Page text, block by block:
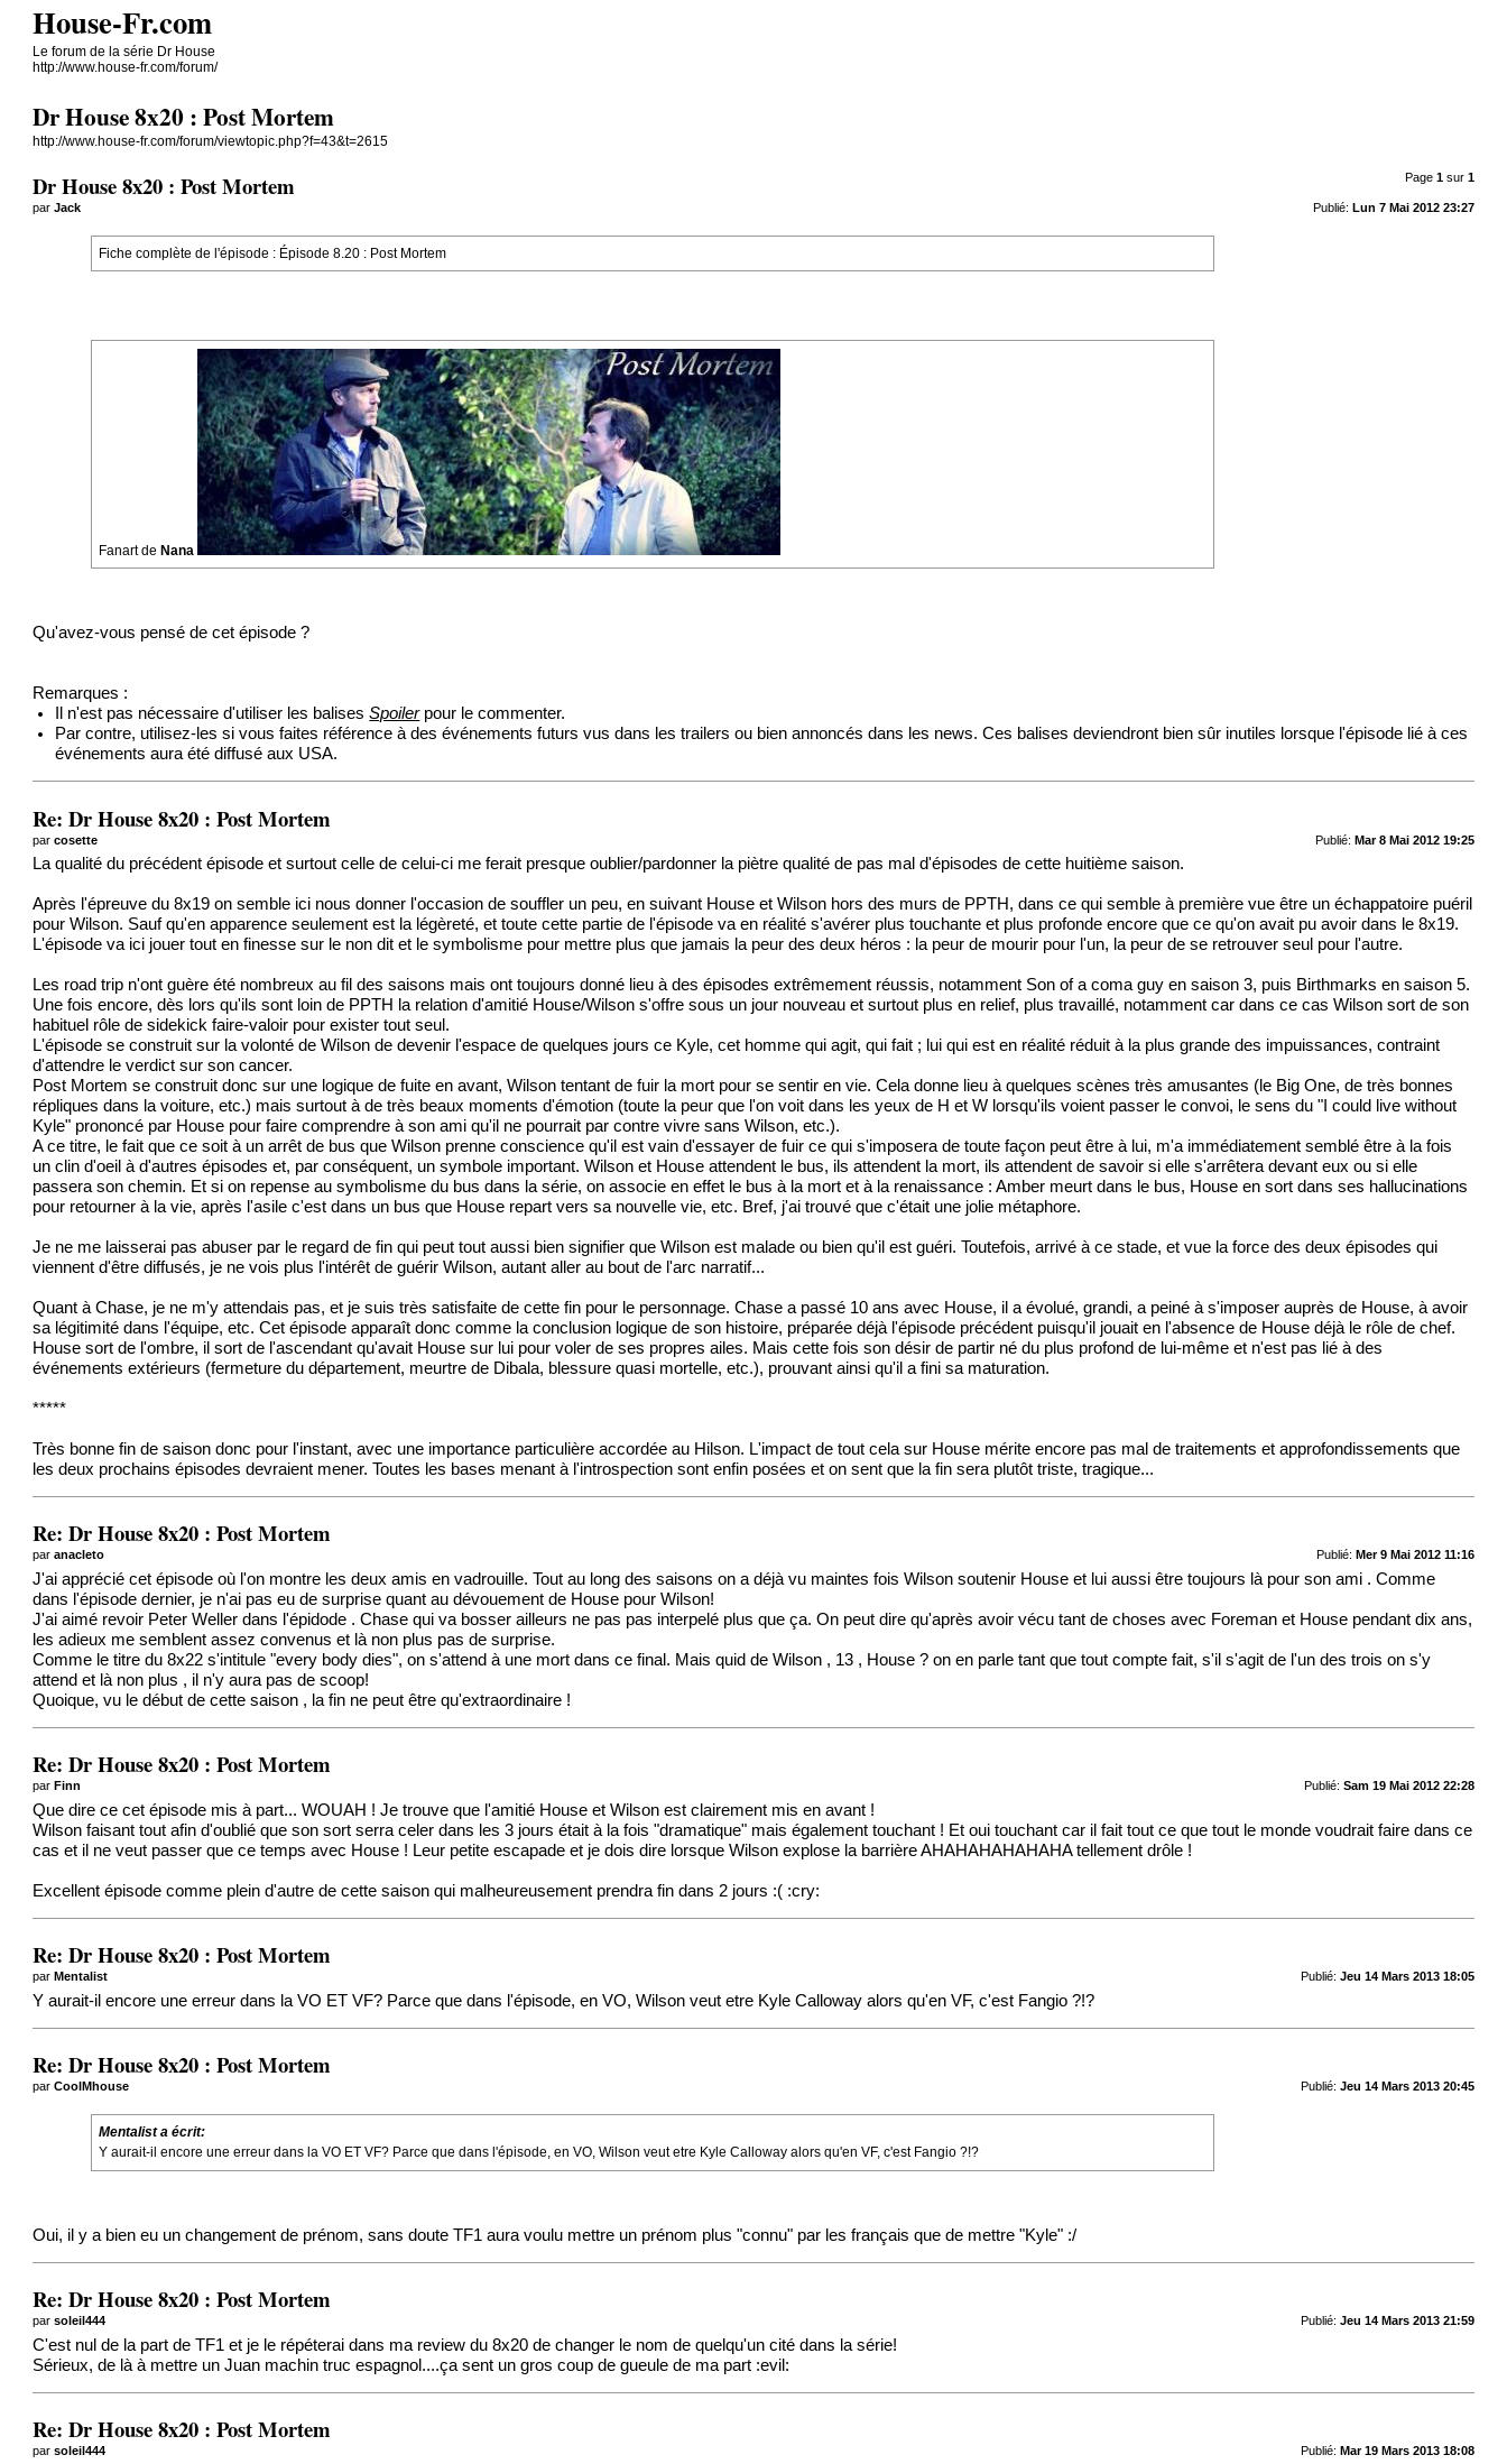
House-Fr.com
Le forum de la série Dr House
http://www.house-fr.com/forum/
Dr House 8x20 : Post Mortem
http://www.house-fr.com/forum/viewtopic.php?f=43&t=2615
Page 1sur 1
Dr House 8x20 : Post Mortem
Publié: Lun 7 Mai 2012 23:27
parJack
Fiche complète de l'épisode : Épisode 8.20 : Post Mortem
Fanart de Nana
Qu'avez-vous pensé de cet épisode ?
Remarques :
Il n'est pas nécessaire d'utiliser les balisesSpoilerpour le commenter.
Par contre, utilisez-les si vous faites référence à des événements futurs vus dans les trailers ou bien annoncés dans les news. Ces balises deviendront bien sûr inutiles lorsque l'épisode lié à ces
événements aura été diffusé aux USA.
Re: Dr House 8x20 : Post Mortem
Publié: Mar 8 Mai 2012 19:25
parcosette
La qualité du précédent épisode et surtout celle de celui-ci me ferait presque oublier/pardonner la piètre qualité de pas mal d'épisodes de cette huitième saison.
Après l'épreuve du 8x19 on semble ici nous donner l'occasion de souffler un peu, en suivant House et Wilson hors des murs de PPTH, dans ce qui semble à première vue être un échappatoire puéril
pour Wilson. Sauf qu'en apparence seulement est la légèreté, et toute cette partie de l'épisode va en réalité s'avérer plus touchante et plus profonde encore que ce qu'on avait pu avoir dans le 8x19.
L'épisode va ici jouer tout en finesse sur le non dit et le symbolisme pour mettre plus que jamais la peur des deux héros : la peur de mourir pour l'un, la peur de se retrouver seul pour l'autre.
Les road trip n'ont guère été nombreux au fil des saisons mais ont toujours donné lieu à des épisodes extrêmement réussis, notamment Son of a coma guy en saison 3, puis Birthmarks en saison 5.
Une fois encore, dès lors qu'ils sont loin de PPTH la relation d'amitié House/Wilson s'offre sous un jour nouveau et surtout plus en relief, plus travaillé, notamment car dans ce cas Wilson sort de son
habituel rôle de sidekick faire-valoir pour exister tout seul.
L'épisode se construit sur la volonté de Wilson de devenir l'espace de quelques jours ce Kyle, cet homme qui agit, qui fait ; lui qui est en réalité réduit à la plus grande des impuissances, contraint
d'attendre le verdict sur son cancer.
Post Mortem se construit donc sur une logique de fuite en avant, Wilson tentant de fuir la mort pour se sentir en vie. Cela donne lieu à quelques scènes très amusantes (le Big One, de très bonnes
répliques dans la voiture, etc.) mais surtout à de très beaux moments d'émotion (toute la peur que l'on voit dans les yeux de H et W lorsqu'ils voient passer le convoi, le sens du "I could live without
Kyle" prononcé par House pour faire comprendre à son ami qu'il ne pourrait par contre vivre sans Wilson, etc.).
A ce titre, le fait que ce soit à un arrêt de bus que Wilson prenne conscience qu'il est vain d'essayer de fuir ce qui s'imposera de toute façon peut être à lui, m'a immédiatement semblé être à la fois
un clin d'oeil à d'autres épisodes et, par conséquent, un symbole important. Wilson et House attendent le bus, ils attendent la mort, ils attendent de savoir si elle s'arrêtera devant eux ou si elle
passera son chemin. Et si on repense au symbolisme du bus dans la série, on associe en effet le bus à la mort et à la renaissance : Amber meurt dans le bus, House en sort dans ses hallucinations
pour retourner à la vie, après l'asile c'est dans un bus que House repart vers sa nouvelle vie, etc. Bref, j'ai trouvé que c'était une jolie métaphore.
Je ne me laisserai pas abuser par le regard de fin qui peut tout aussi bien signifier que Wilson est malade ou bien qu'il est guéri. Toutefois, arrivé à ce stade, et vue la force des deux épisodes qui
viennent d'être diffusés, je ne vois plus l'intérêt de guérir Wilson, autant aller au bout de l'arc narratif...
Quant à Chase, je ne m'y attendais pas, et je suis très satisfaite de cette fin pour le personnage. Chase a passé 10 ans avec House, il a évolué, grandi, a peiné à s'imposer auprès de House, à avoir
sa légitimité dans l'équipe, etc. Cet épisode apparaît donc comme la conclusion logique de son histoire, préparée déjà l'épisode précédent puisqu'il jouait en l'absence de House déjà le rôle de chef.
House sort de l'ombre, il sort de l'ascendant qu'avait House sur lui pour voler de ses propres ailes. Mais cette fois son désir de partir né du plus profond de lui-même et n'est pas lié à des
événements extérieurs (fermeture du département, meurtre de Dibala, blessure quasi mortelle, etc.), prouvant ainsi qu'il a fini sa maturation.
*****
Très bonne fin de saison donc pour l'instant, avec une importance particulière accordée au Hilson. L'impact de tout cela sur House mérite encore pas mal de traitements et approfondissements que
les deux prochains épisodes devraient mener. Toutes les bases menant à l'introspection sont enfin posées et on sent que la fin sera plutôt triste, tragique...
Re: Dr House 8x20 : Post Mortem
Publié: Mer 9 Mai 2012 11:16
paranacleto
J'ai apprécié cet épisode où l'on montre les deux amis en vadrouille. Tout au long des saisons on a déjà vu maintes fois Wilson soutenir House et lui aussi être toujours là pour son ami . Comme
dans l'épisode dernier, je n'ai pas eu de surprise quant au dévouement de House pour Wilson!
J'ai aimé revoir Peter Weller dans l'épidode . Chase qui va bosser ailleurs ne pas pas interpelé plus que ça. On peut dire qu'après avoir vécu tant de choses avec Foreman et House pendant dix ans,
les adieux me semblent assez convenus et là non plus pas de surprise.
Comme le titre du 8x22 s'intitule "every body dies", on s'attend à une mort dans ce final. Mais quid de Wilson , 13 , House ? on en parle tant que tout compte fait, s'il s'agit de l'un des trois on s'y
attend et là non plus , il n'y aura pas de scoop!
Quoique, vu le début de cette saison , la fin ne peut être qu'extraordinaire !
Re: Dr House 8x20 : Post Mortem
Publié: Sam 19 Mai 2012 22:28
par Finn
Que dire ce cet épisode mis à part... WOUAH ! Je trouve que l'amitié House et Wilson est clairement mis en avant !
Wilson faisant tout afin d'oublié que son sort serra celer dans les 3 jours était à la fois "dramatique" mais également touchant ! Et oui touchant car il fait tout ce que tout le monde voudrait faire dans ce
cas et il ne veut passer que ce temps avec House ! Leur petite escapade et je dois dire lorsque Wilson explose la barrière AHAHAHAHAHAHA tellement drôle !
Excellent épisode comme plein d'autre de cette saison qui malheureusement prendra fin dans 2 jours :( :cry:
Re: Dr House 8x20 : Post Mortem
Publié: Jeu 14 Mars 2013 18:05
par Mentalist
Y aurait-il encore une erreur dans la VO ET VF? Parce que dans l'épisode, en VO, Wilson veut etre Kyle Calloway alors qu'en VF, c'est Fangio ?!?
Re: Dr House 8x20 : Post Mortem
Publié: Jeu 14 Mars 2013 20:45
parCoolMhouse
Mentalist a écrit:
Y aurait-il encore une erreur dans la VO ET VF? Parce que dans l'épisode, en VO, Wilson veut etre Kyle Calloway alors qu'en VF, c'est Fangio ?!?
Oui, il y a bien eu un changement de prénom, sans doute TF1 aura voulu mettre un prénom plus "connu" par les français que de mettre "Kyle" :/
Re: Dr House 8x20 : Post Mortem
Publié: Jeu 14 Mars 2013 21:59
parsoleil444
C'est nul de la part de TF1 et je le répéterai dans ma review du 8x20 de changer le nom de quelqu'un cité dans la série!
Sérieux, de là à mettre un Juan machin truc espagnol....ça sent un gros coup de gueule de ma part :evil:
Re: Dr House 8x20 : Post Mortem
Publié: Mar 19 Mars 2013 18:08
parsoleil444